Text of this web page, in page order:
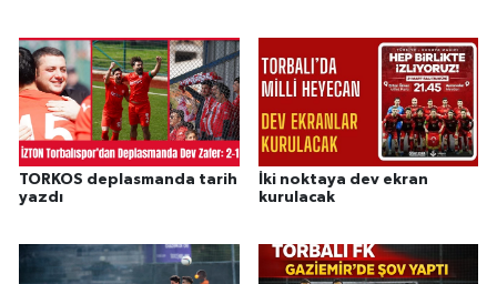
TORKOS deplasmanda tarih
yazdı
İki noktaya dev ekran
kurulacak